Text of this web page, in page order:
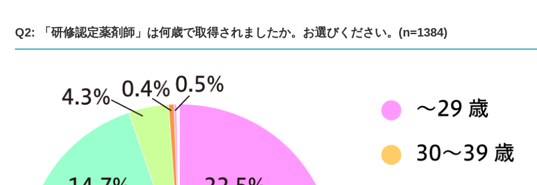
Q2: 「研修認定薬剤師」は何歳で取得されましたか。お選びください。(n=1384)